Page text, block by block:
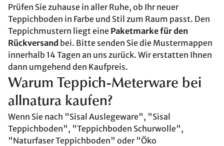
Prüfen Sie zuhause in aller Ruhe, ob Ihr neuer
Teppichboden in Farbe und Stil zum Raum passt. Den
Teppichmustern liegt eine Paketmarke für den
Rückversand bei. Bitte senden Sie die Mustermappen
innerhalb 14 Tagen an uns zurück. Wir erstatten Ihnen
dann umgehend den Kaufpreis.
Warum Teppich-Meterware bei
allnatura kaufen?
Wenn Sie nach "Sisal Auslegeware", "Sisal
Teppichboden", "Teppichboden Schurwolle",
"Naturfaser Teppichboden" oder "Öko